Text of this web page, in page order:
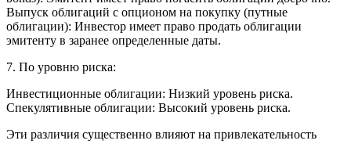
Выпуск облигаций с опционом на покупку (путные
облигации): Инвестор имеет право продать облигации
эмитенту в заранее определенные даты.
7. По уровню риска:
Инвестиционные облигации: Низкий уровень риска.
Спекулятивные облигации: Высокий уровень риска.
Эти различия существенно влияют на привлекательность